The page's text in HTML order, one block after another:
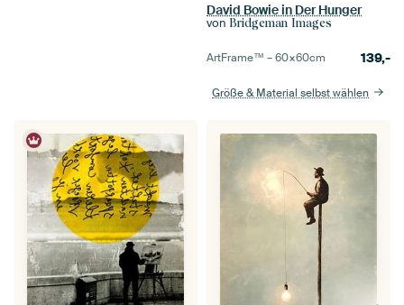
David Bowie in Der Hunger
von Bridgeman Images
ArtFrame™ –60×60cm 139,-
Größe & Material selbst wählen